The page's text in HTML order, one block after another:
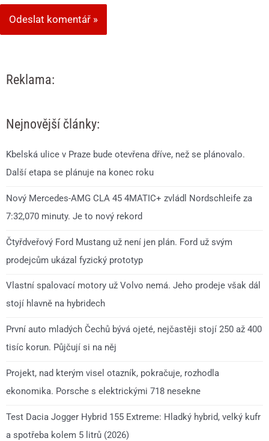
Reklama:
Nejnovější články:
Kbelská ulice v Praze bude otevřena dříve, než se plánovalo.
Další etapa se plánuje na konec roku
Nový Mercedes-AMG CLA 45 4MATIC+ zvládl Nordschleife za
7:32,070 minuty. Je to nový rekord
Čtyřdveřový Ford Mustang už není jen plán. Ford už svým
prodejcům ukázal fyzický prototyp
Vlastní spalovací motory už Volvo nemá. Jeho prodeje však dál
stojí hlavně na hybridech
První auto mladých Čechů bývá ojeté, nejčastěji stojí 250 až 400
tisíc korun. Půjčují si na něj
Projekt, nad kterým visel otazník, pokračuje, rozhodla
ekonomika. Porsche s elektrickými 718 nesekne
Test Dacia Jogger Hybrid 155 Extreme: Hladký hybrid, velký kufr
a spotřeba kolem 5 litrů (2026)